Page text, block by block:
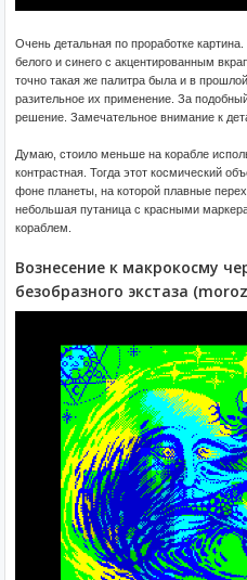
Очень детальная по проработке
белого и синего с акцентированным
точно такая же палитра была и в
разительное их применение. За
решение. Замечательное внимание к
Думаю, стоило меньше на корабле
контрастная. Тогда этот космический
фоне планеты, на которой плавные
небольшая путаница с красными
кораблем.
Вознесение к макрокосму
безобразного экстаза